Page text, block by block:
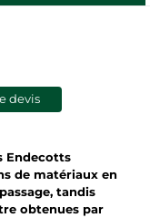
devis
Endecotts
de matériaux en
tandis
obtenues par